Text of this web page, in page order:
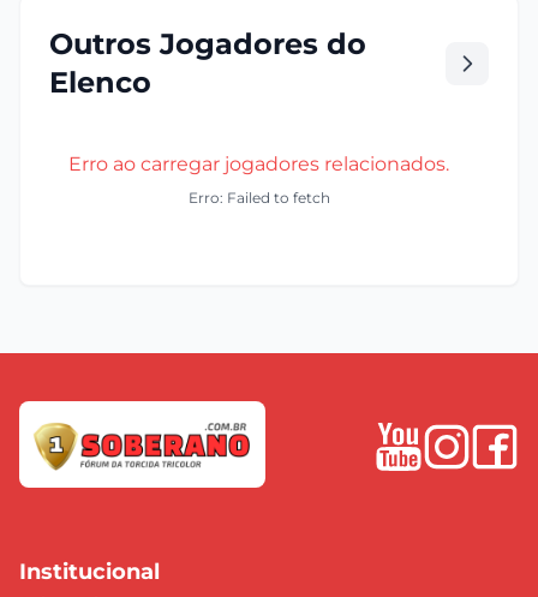
Outros Jogadores do
Elenco
Erro ao carregar jogadores relacionados.
Erro: Failed to fetch
Institucional